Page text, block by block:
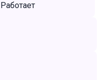
Работает